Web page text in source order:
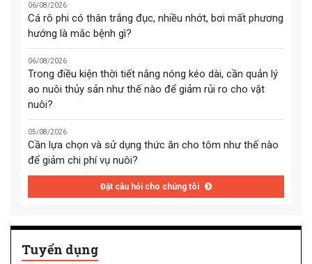
06/08/2026
Cá rô phi có thân trắng đục, nhiều nhớt, bơi mất phương
hướng là mắc bệnh gì?
06/08/2026
Trong điều kiện thời tiết nắng nóng kéo dài, cần quản lý
ao nuôi thủy sản như thế nào để giảm rủi ro cho vật
nuôi?
05/08/2026
Cần lựa chọn và sử dụng thức ăn cho tôm như thế nào
để giảm chi phí vụ nuôi?
Đặt câu hỏi cho chúng tôi
Tuyển dụng